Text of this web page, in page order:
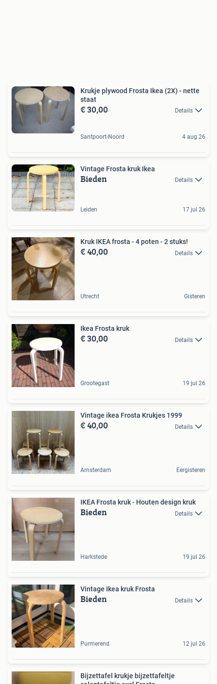
Krukje plywood Frosta Ikea (2X) - nette
staat
€ 30,00 Details
Santpoort-Noord 4 aug 26
Vintage Frosta kruk Ikea
Bieden Details
Leiden 17 jul 26
Kruk IKEA frosta - 4 poten - 2 stuks!
€ 40,00 Details
Utrecht Gisteren
Ikea Frosta kruk
€ 30,00 Details
Grootegast 19 jul 26
Vintage ikea Frosta Krukjes 1999
€ 40,00 Details
Amsterdam Eergisteren
IKEA Frosta kruk - Houten design kruk
Bieden Details
Harkstede 19 jul 26
Vintage Ikea kruk Frosta
Bieden Details
Purmerend 12 jul 26
Bijzettafel krukje bijzettafeltje